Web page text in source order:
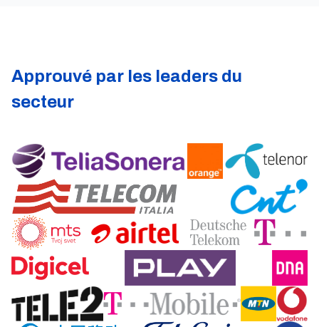
Approuvé par les leaders du
secteur